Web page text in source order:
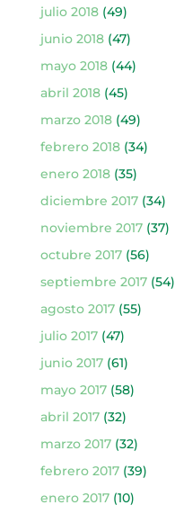
julio 2018(49)
junio 2018(47)
mayo 2018(44)
abril 2018(45)
marzo 2018(49)
febrero 2018(34)
enero 2018(35)
diciembre 2017(34)
noviembre 2017(37)
octubre 2017(56)
septiembre 2017(54)
agosto 2017(55)
julio 2017(47)
junio 2017(61)
mayo 2017(58)
abril 2017(32)
marzo 2017(32)
febrero 2017(39)
enero 2017(10)